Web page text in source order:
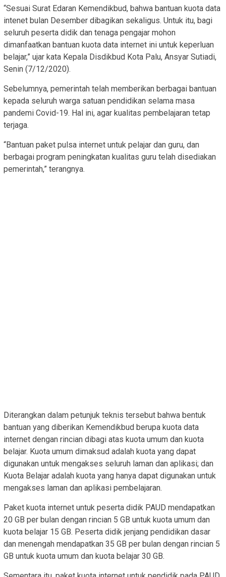
“Sesuai Surat Edaran Kemendikbud, bahwa bantuan kuota data
intenet bulan Desember dibagikan sekaligus. Untuk itu, bagi
seluruh peserta didik dan tenaga pengajar mohon
dimanfaatkan bantuan kuota data internet ini untuk keperluan
belajar,” ujar kata Kepala Disdikbud Kota Palu, Ansyar Sutiadi,
Senin (7/12/2020).
Sebelumnya, pemerintah telah memberikan berbagai bantuan
kepada seluruh warga satuan pendidikan selama masa
pandemi Covid-19. Hal ini, agar kualitas pembelajaran tetap
terjaga.
“Bantuan paket pulsa internet untuk pelajar dan guru, dan
berbagai program peningkatan kualitas guru telah disediakan
pemerintah,” terangnya.
Diterangkan dalam petunjuk teknis tersebut bahwa bentuk
bantuan yang diberikan Kemendikbud berupa kuota data
internet dengan rincian dibagi atas kuota umum dan kuota
belajar. Kuota umum dimaksud adalah kuota yang dapat
digunakan untuk mengakses seluruh laman dan aplikasi; dan
Kuota Belajar adalah kuota yang hanya dapat digunakan untuk
mengakses laman dan aplikasi pembelajaran.
Paket kuota internet untuk peserta didik PAUD mendapatkan
20 GB per bulan dengan rincian 5 GB untuk kuota umum dan
kuota belajar 15 GB. Peserta didik jenjang pendidikan dasar
dan menengah mendapatkan 35 GB per bulan dengan rincian 5
GB untuk kuota umum dan kuota belajar 30 GB.